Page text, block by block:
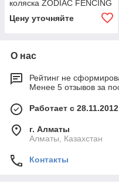
коляска ZODIAC FENCING
Цену уточняйте
О нас
Рейтинг не
Менее 5 отзывов за
Работает с 28.11.2012
г. Алматы
Алматы, Казахстан
Контакты